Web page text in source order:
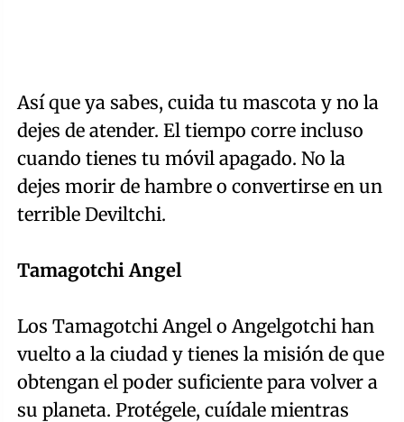
Así que ya sabes, cuida tu mascota y no la
dejes de atender. El tiempo corre incluso
cuando tienes tu móvil apagado. No la
dejes morir de hambre o convertirse en un
terrible Deviltchi.
Tamagotchi Angel
Los Tamagotchi Angel o Angelgotchi han
vuelto a la ciudad y tienes la misión de que
obtengan el poder suficiente para volver a
su planeta. Protégele, cuídale mientras